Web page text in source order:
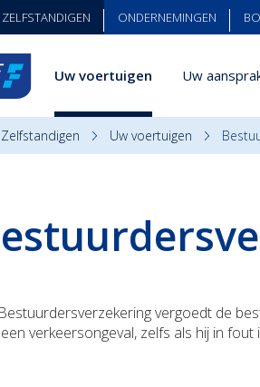
ZELFSTANDIGEN
Uw voertuigen Uw
ONDERNEMINGEN
Zelfstandigen Uw voertuigen
vergoedt de
verkeersongeval, zelfs als hij in fout